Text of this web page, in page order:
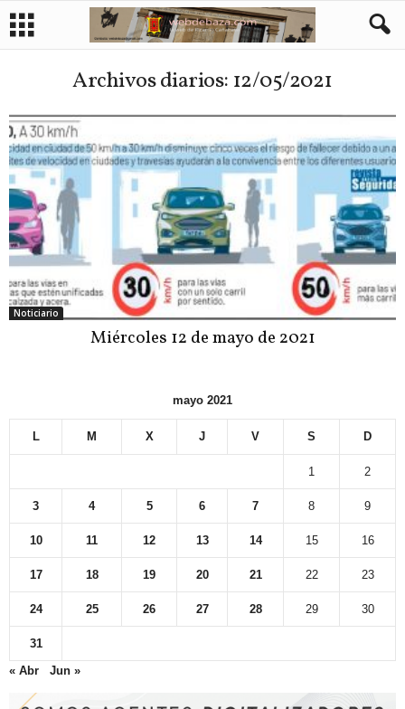
Archivos diarios: 12/05/2021
Noticiario
Miércoles 12 de mayo de 2021
mayo 2021
L M X J V S D
1 2
3 4 5 6 7 8 9
10 11 12 13 14 15 16
17 18 19 20 21 22 23
24 25 26 27 28 29 30
31
« Abr
Jun »